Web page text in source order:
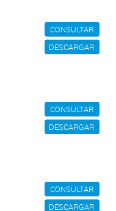
CONSULTAR
DESCARGAR
CONSULTAR
DESCARGAR
CONSULTAR
DESCARGAR